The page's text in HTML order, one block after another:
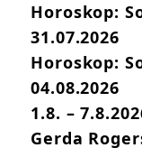
Horoskop:
31.07.2026
Horoskop:
04.08.2026
1.8. –
Gerda